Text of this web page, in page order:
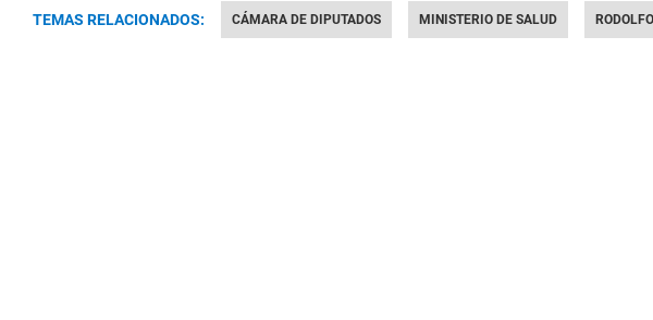
TEMAS RELACIONADOS: CÁMARA DE DIPUTADOS MINISTERIO DE SALUD